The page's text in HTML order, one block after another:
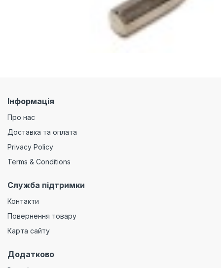
Інформація
Про нас
Доставка та оплата
Privacy Policy
Terms & Conditions
Служба підтримки
Контакти
Повернення товару
Карта сайту
Додатково